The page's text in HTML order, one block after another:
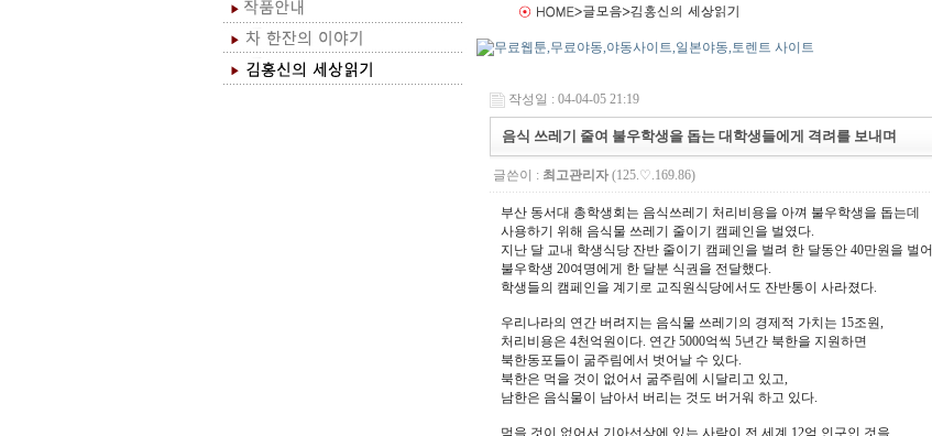
작성일 : 04-04-05 21:19
음식 쓰레기 줄여 불우학생을 돕는 대학생들에게 격려를 보내며
글쓴이 : 최고관리자(125.♡.169.86)
부산 동서대 총학생회는 음식쓰레기 처리비용을 아껴 불우학생을 돕는데
사용하기 위해 음식물 쓰레기 줄이기 캠페인을 벌였다.
지난 달 교내 학생식당 잔반 줄이기 캠페인을 벌려 한 달동안 40만원을 벌어
불우학생 20여명에게 한 달분 식권을 전달했다.
학생들의 캠페인을 계기로 교직원식당에서도 잔반통이 사라졌다.
우리나라의 연간 버려지는 음식물 쓰레기의 경제적 가치는 15조원,
처리비용은 4천억원이다. 연간 5000억씩 5년간 북한을 지원하면
북한동포들이 굶주림에서 벗어날 수 있다.
북한은 먹을 것이 없어서 굶주림에 시달리고 있고,
남한은 음식물이 남아서 버리는 것도 버거워 하고 있다.
먹을 것이 없어서 기아선상에 있는 사람이 전 세계 12억 인구인 것을